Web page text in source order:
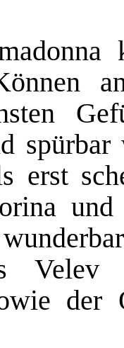
erst
Velev
der